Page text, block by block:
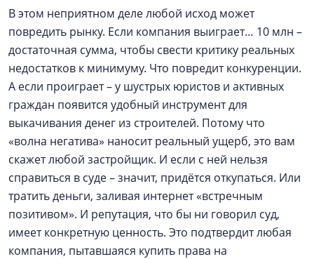
В этом неприятном деле любой исход может
повредить рынку. Если компания выиграет… 10 млн –
достаточная сумма, чтобы свести критику реальных
недостатков к минимуму. Что повредит конкуренции.
А если проиграет – у шустрых юристов и активных
граждан появится удобный инструмент для
выкачивания денег из строителей. Потому что
«волна негатива» наносит реальный ущерб, это вам
скажет любой застройщик. И если с ней нельзя
справиться в суде – значит, придётся откупаться. Или
тратить деньги, заливая интернет «встречным
позитивом». И репутация, что бы ни говорил суд,
имеет конкретную ценность. Это подтвердит любая
компания, пытавшаяся купить права на